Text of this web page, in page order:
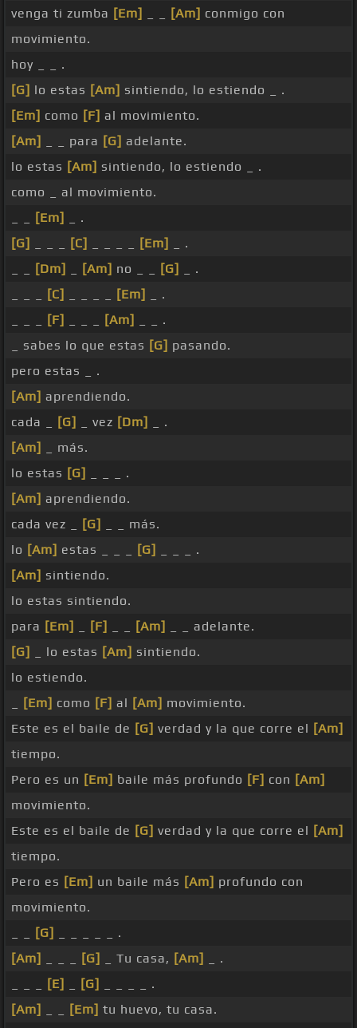
venga ti zumba [Em] [Am] conmigo con
movimiento.
hoy _ _ .
[G] lo estas [Am] sintiendo, lo estiendo _ .
[Em] como [F] al movimiento.
[Am]
_ _ para [G] adelante.
lo estas [Am] sintiendo, lo estiendo _ .
como _ al movimiento.
[Em]
_ .
[G]
[C] [Em]
_ .
[Dm] [Am] no _ _ [G]
_ .
[C] [Em]
_ .
[F] [Am]
_ _ .
_ sabes lo que estas [G] pasando.
pero estas _ .
[Am] aprendiendo.
cada _
[G] _ vez [Dm]
_ .
[Am]
_ más.
lo estas [G]
_ _ _ .
[Am] aprendiendo.
cada vez _
[G]
_ _ más.
lo [Am] estas _ _ _ [G]
_ _ _ .
[Am] sintiendo.
lo estas sintiendo.
para [Em] [F] [Am]
_ _ adelante.
[G]
_ lo estas [Am] sintiendo.
lo estiendo.
[Em] como [F] al [Am] movimiento.
Este es el baile de [G] verdad y la que corre el [Am]
tiempo.
Pero es un [Em] baile más profundo [F] con [Am]
movimiento.
Este es el baile de [G] verdad y la que corre el [Am]
tiempo.
Pero es [Em] un baile más [Am] profundo con
movimiento.
[G]
_ _ _ _ _ .
[Am]
[G] _ Tu casa, [Am]
_ .
[E] [G]
_ _ _ _ .
[Am]
[Em] tu huevo, tu casa.